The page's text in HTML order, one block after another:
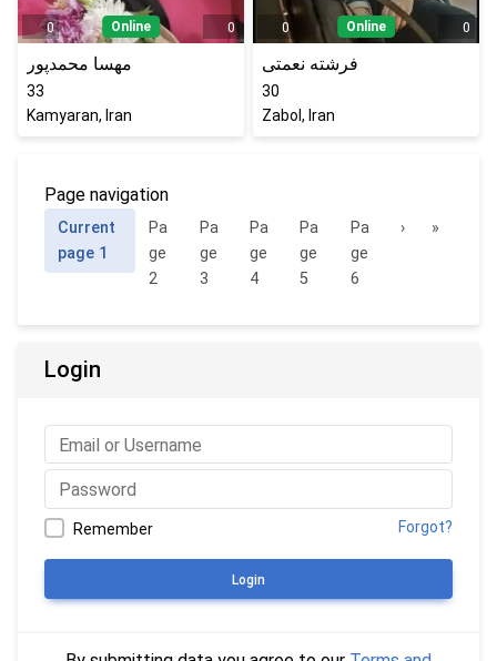
0 Online 0
مهسا محمدپور
33
Kamyaran, Iran
0 Online 0
فرشته نعمتی
30
Zabol, Iran
Page navigation
Current
page 1
Pa
ge
2
Pa
ge
3
Pa
ge
4
Pa
ge
5
Pa
ge
6
› »
Login
Remember Forgot?
Login